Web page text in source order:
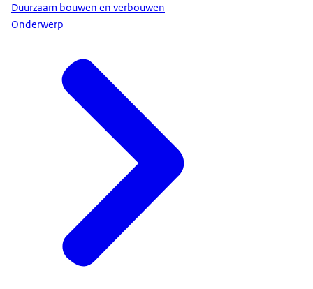
Duurzaam bouwen en verbouwen
Onderwerp